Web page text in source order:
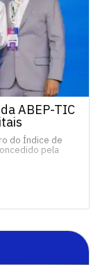
ABEP-TIC
do Índice de
pela